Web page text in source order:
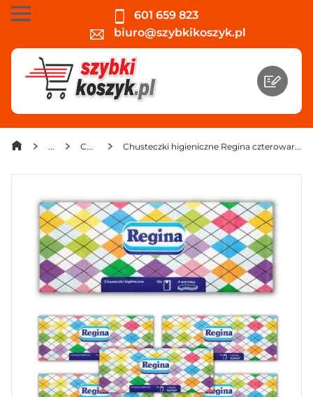
601 659 823
biuro@szybkikoszyk.pl
Chusteczki Chusteczki higieniczne Regina czterowarstwowe (10x9 sztuk) x 6 opakowań